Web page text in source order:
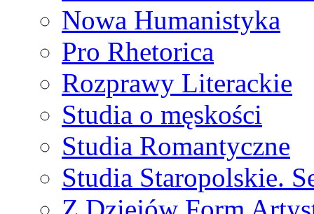
Nowa Humanistyka
Pro Rhetorica
Rozprawy Literackie
Studia o męskości
Studia Romantyczne
Studia Staropolskie.